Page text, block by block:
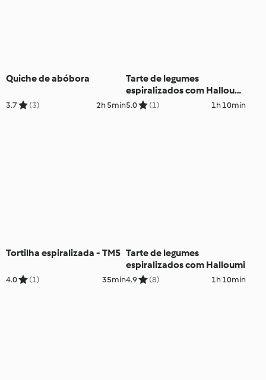
Quiche de abóbora
3.7 (3) 2h 5min
Tarte de legumes
espiralizados com Halloumi
- TM5
5.0 (1) 1h 10min
Tortilha espiralizada - TM5
4.0 (1) 35min
Tarte de legumes
espiralizados com Halloumi
4.9 (8) 1h 10min